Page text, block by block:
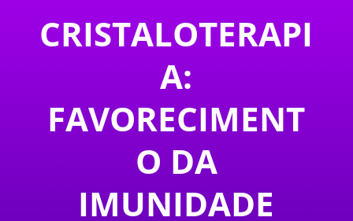
CRISTALOTERAPI
A:
FAVORECIMENT
O DA
IMUNIDADE